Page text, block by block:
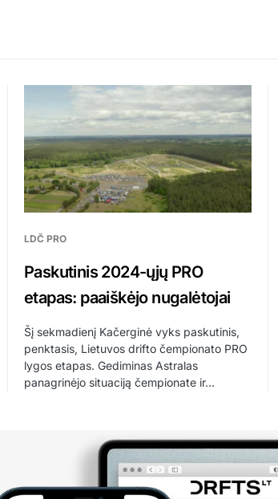
LDČ PRO
Paskutinis 2024-ųjų PRO
etapas: paaiškėjo nugalėtojai
Šį sekmadienį Kačerginė vyks paskutinis,
penktasis, Lietuvos drifto čempionato PRO
lygos etapas. Gediminas Astralas
panagrinėjo situaciją čempionate ir…